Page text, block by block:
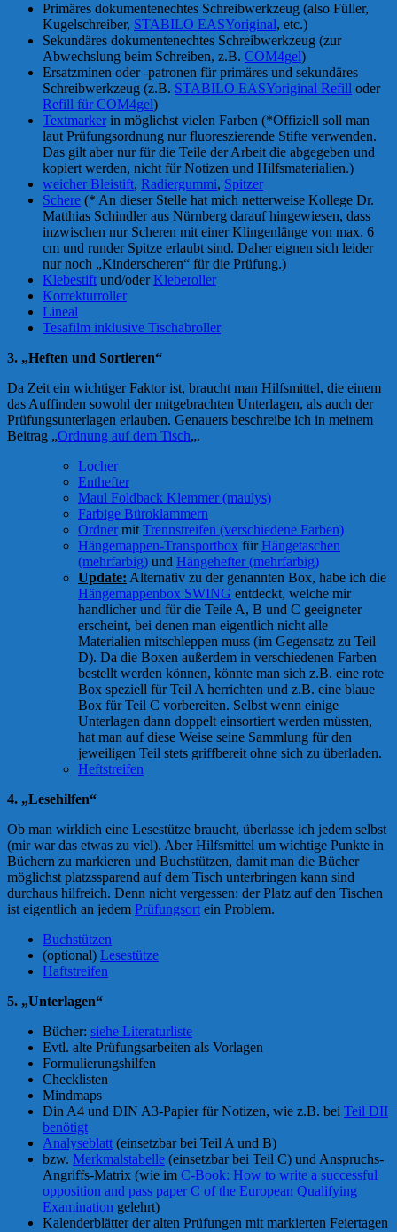
Primäres dokumentenechtes Schreibwerkzeug (also Füller,
Kugelschreiber, STABILO EASYoriginal, etc.)
Sekundäres dokumentenechtes Schreibwerkzeug (zur
Abwechslung beim Schreiben, z.B. COM4gel)
Ersatzminen oder -patronen für primäres und sekundäres
Schreibwerkzeug (z.B. STABILO EASYoriginal Refill oder
Refill für COM4gel)
Textmarker in möglichst vielen Farben (*Offiziell soll man
laut Prüfungsordnung nur fluoreszierende Stifte verwenden.
Das gilt aber nur für die Teile der Arbeit die abgegeben und
kopiert werden, nicht für Notizen und Hilfsmaterialien.)
weicher Bleistift, Radiergummi, Spitzer
Schere (* An dieser Stelle hat mich netterweise Kollege Dr.
Matthias Schindler aus Nürnberg darauf hingewiesen, dass
inzwischen nur Scheren mit einer Klingenlänge von max. 6
cm und runder Spitze erlaubt sind. Daher eignen sich leider
nur noch „Kinderscheren“ für die Prüfung.)
Klebestift und/oderKleberoller
Korrekturroller
Lineal
Tesafilm inklusive Tischabroller
3. „Heften und Sortieren“
Da Zeit ein wichtiger Faktor ist, braucht man Hilfsmittel, die einem
das Auffinden sowohl der mitgebrachten Unterlagen, als auch der
Prüfungsunterlagen erlauben. Genauers beschreibe ich in meinem
Beitrag „Ordnung auf dem Tisch„.
Locher
Enthefter
Maul Foldback Klemmer (maulys)
Farbige Büroklammern
Ordner mit Trennstreifen (verschiedene Farben)
Hängemappen-Transportbox fürHängetaschen
(mehrfarbig) und Hängehefter (mehrfarbig)
Update: Alternativ zu der genannten Box, habe ich die
Hängemappenbox SWING entdeckt, welche mir
handlicher und für die Teile A, B und C geeigneter
erscheint, bei denen man eigentlich nicht alle
Materialien mitschleppen muss (im Gegensatz zu Teil
D). Da die Boxen außerdem in verschiedenen Farben
bestellt werden können, könnte man sich z.B. eine rote
Box speziell für Teil A herrichten und z.B. eine blaue
Box für Teil C vorbereiten. Selbst wenn einige
Unterlagen dann doppelt einsortiert werden müssten,
hat man auf diese Weise seine Sammlung für den
jeweiligen Teil stets griffbereit ohne sich zu überladen.
Heftstreifen
4. „Lesehilfen“
Ob man wirklich eine Lesestütze braucht, überlasse ich jedem selbst
(mir war das etwas zu viel). Aber Hilfsmittel um wichtige Punkte in
Büchern zu markieren und Buchstützen, damit man die Bücher
möglichst platzssparend auf dem Tisch unterbringen kann sind
durchaus hilfreich. Denn nicht vergessen: der Platz auf den Tischen
ist eigentlich an jedem Prüfungsort ein Problem.
Buchstützen
(optional) Lesestütze
Haftstreifen
5. „Unterlagen“
Bücher: siehe Literaturliste
Evtl. alte Prüfungsarbeiten als Vorlagen
Formulierungshilfen
Checklisten
Mindmaps
Din A4 und DIN A3-Papier für Notizen, wie z.B. bei Teil DII
benötigt
Analyseblatt (einsetzbar bei Teil A und B)
bzw. Merkmalstabelle (einsetzbar bei Teil C) und Anspruchs-
Angriffs-Matrix (wie im C-Book: How to write a successful
opposition and pass paper C of the European Qualifying
Examination gelehrt)
Kalenderblätter der alten Prüfungen mit markierten Feiertagen